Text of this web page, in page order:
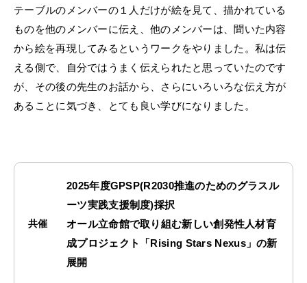
テーブルのメンバーの１人だけが絵を見て、描かれている
ものを他のメンバーに伝え、他のメンバーは、聞いた内容
から絵を再現してみるというワークをやりました。私は伝
える側で、自分ではうまく伝えられたと思っていたのです
が、その後の先生のお話から、さらにいろいろな伝え方が
あることに気づき、とても良い学びになりました。
共催
2025年度GPSP(R2030推進のためのグラスル
ーツ実践支援制度)採択
オール立命館で取り組む新しい創発性人材育
成プロジェクト「Rising Stars Nexus」の新
展開